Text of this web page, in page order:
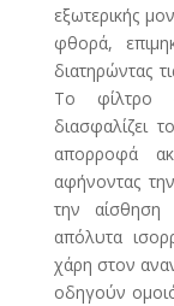
εξωτερικής
φθορά,
διατηρώντας
Το φίλτρο
διασφαλίζει
απορροφά
αφήνοντας
την
απόλυτα
χάρη στον
οδηγούν